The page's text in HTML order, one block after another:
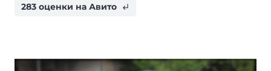
283 оценки на Авито subdirectory_arrow_left